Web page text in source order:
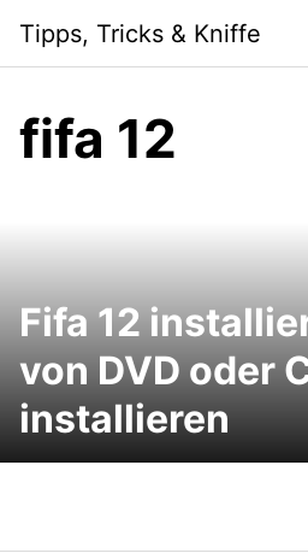
content
Tipps, Tricks & Kniffe
fifa 12
Fifa 12
von DVD oder
installieren